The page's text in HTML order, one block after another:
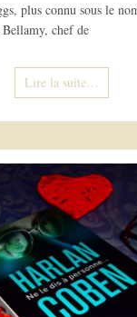
plus connu sous le
chef de
Lire la suite…